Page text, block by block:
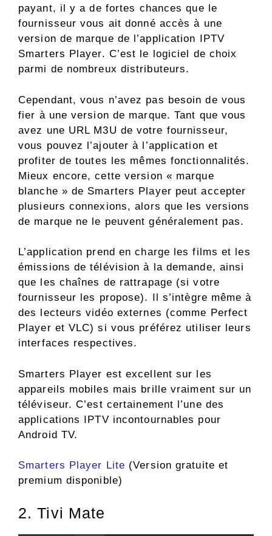
payant, il y a de fortes chances que le
fournisseur vous ait donné accès à une
version de marque de l’application IPTV
Smarters Player. C’est le logiciel de choix
parmi de nombreux distributeurs.
Cependant, vous n’avez pas besoin de vous
fier à une version de marque. Tant que vous
avez une URL M3U de votre fournisseur,
vous pouvez l’ajouter à l’application et
profiter de toutes les mêmes fonctionnalités.
Mieux encore, cette version « marque
blanche » de Smarters Player peut accepter
plusieurs connexions, alors que les versions
de marque ne le peuvent généralement pas.
L’application prend en charge les films et les
émissions de télévision à la demande, ainsi
que les chaînes de rattrapage (si votre
fournisseur les propose). Il s’intègre même à
des lecteurs vidéo externes (comme Perfect
Player et VLC) si vous préférez utiliser leurs
interfaces respectives.
Smarters Player est excellent sur les
appareils mobiles mais brille vraiment sur un
téléviseur. C’est certainement l’une des
applications IPTV incontournables pour
Android TV.
Smarters Player Lite (Version gratuite et
premium disponible)
2. Tivi Mate